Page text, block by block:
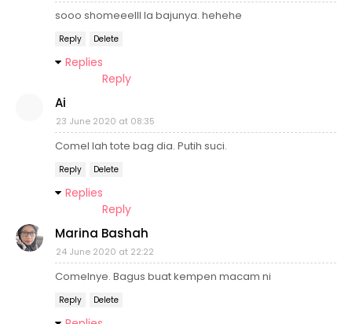
sooo shomeeelll la bajunya. hehehe
Reply Delete
Replies
Reply
Ai
23 June 2020 at 08:35
Comel lah tote bag dia. Putih suci.
Reply Delete
Replies
Reply
Marina Bashah
24 June 2020 at 22:22
Comelnye. Bagus buat kempen macam ni
Reply Delete